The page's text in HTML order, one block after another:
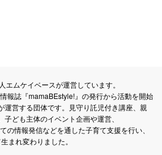
エムケイベースが運営しています。
報誌『mamaBEstyle!』の発行から活動を開始
運営する団体です。見守り託児付き講座、親
ども主体のイベント企画や運営、
の情報発信などを通した子育て支援を行い、
まれ変わりました。